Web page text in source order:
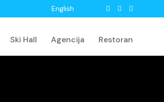
English
Ski Hall Agencija Restoran